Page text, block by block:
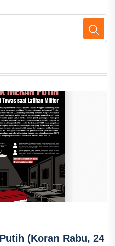
(Koran Rabu, 24